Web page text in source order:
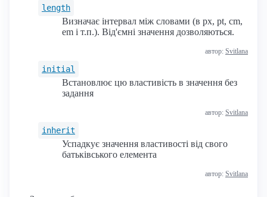
length
Визначає інтервал між словами (в px, pt, cm,
em і т.п.). Від'ємні значення дозволяються.
автор: Svitlana
initial
Встановлює цю властивість в значення без
задання
автор: Svitlana
inherit
Успадкує значення властивості від свого
батьківського елемента
автор: Svitlana